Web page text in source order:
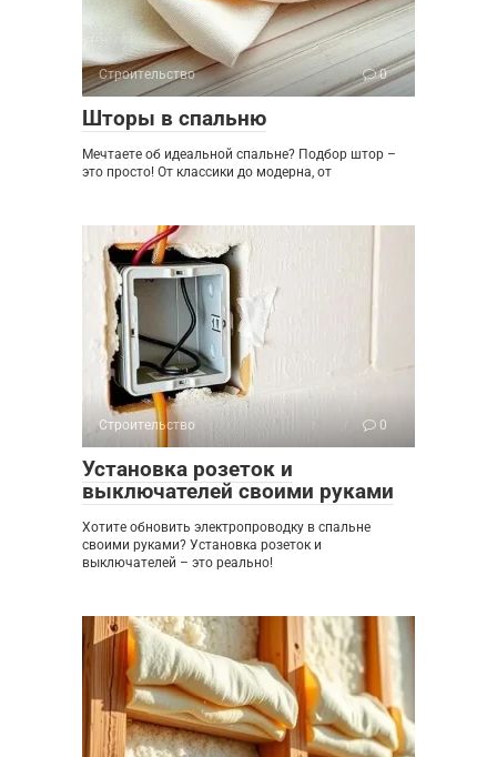
Строительство 0
Шторы в спальню
Мечтаете об идеальной спальне? Подбор штор –
это просто! От классики до модерна, от
Строительство 0
Установка розеток и
выключателей своими руками
Хотите обновить электропроводку в спальне
своими руками? Установка розеток и
выключателей – это реально!